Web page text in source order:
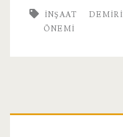
INŞAAT DEMIRI
ÖNEMI
Birincil